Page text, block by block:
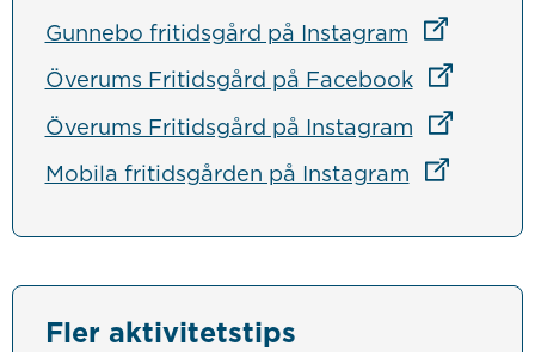
Gunnebo fritidsgård på InstagramLänk till
Länk till
Länk till
Överums Fritidsgård på FacebookLänk till
Länk till
Länk till
Överums Fritidsgård på InstagramLänk till
Länk till
Länk till
Mobila fritidsgården på InstagramLänk till
Fler aktivitetstips